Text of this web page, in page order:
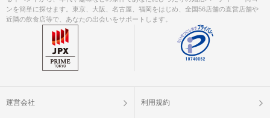
ンを簡単に探せます。東京、大阪、名古屋、福岡をはじめ、全国56店舗の直営店舗や
近隣の飲食店等で、あなたの出会いをサポートします。
運営会社 利用規約